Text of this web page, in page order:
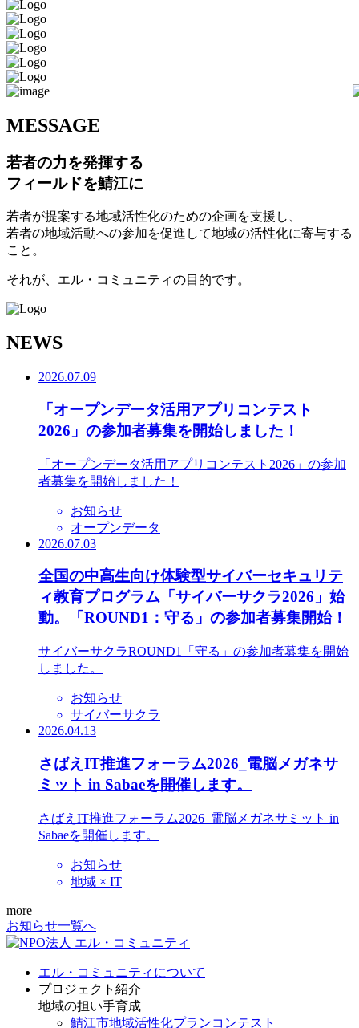
MESSAGE
若者の力を発揮する
フィールドを鯖江に
若者が提案する地域活性化のための企画を支援し、
若者の地域活動への参加を促進して地域の活性化に寄与する
こと。
それが、エル・コミュニティの目的です。
NEWS
2026.07.09
「オープンデータ活用アプリコンテスト
2026」の参加者募集を開始しました！
「オープンデータ活用アプリコンテスト2026」の参加
者募集を開始しました！
お知らせ
オープンデータ
2026.07.03
全国の中高生向け体験型サイバーセキュリテ
ィ教育プログラム「サイバーサクラ2026」始
動。「ROUND1：守る」の参加者募集開始！
サイバーサクラROUND1「守る」の参加者募集を開始
しました。
お知らせ
サイバーサクラ
2026.04.13
さばえIT推進フォーラム2026_電脳メガネサ
ミット in Sabaeを開催します。
さばえIT推進フォーラム2026_電脳メガネサミット in
Sabaeを開催します。
お知らせ
地域 × IT
more
お知らせ一覧へ
エル・コミュニティについて
プロジェクト紹介
地域の担い手育成
鯖江市地域活性化プランコンテスト